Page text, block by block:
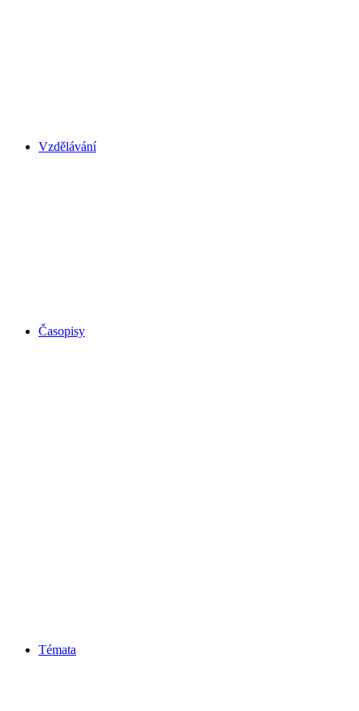
Vzdělávání
Časopisy
Témata